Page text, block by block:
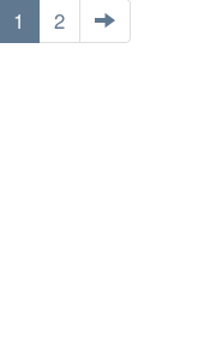
1 2